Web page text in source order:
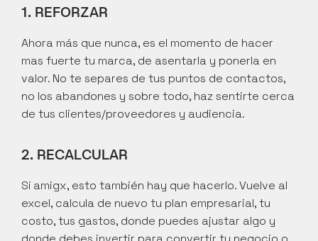
1. REFORZAR
Ahora más que nunca, es el momento de hacer
mas fuerte tu marca, de asentarla y ponerla en
valor. No te separes de tus puntos de contactos,
no los abandones y sobre todo, haz sentirte cerca
de tus clientes/proveedores y audiencia.
2. RECALCULAR
Sí amigx, esto también hay que hacerlo. Vuelve al
excel, calcula de nuevo tu plan empresarial, tu
costo, tus gastos, donde puedes ajustar algo y